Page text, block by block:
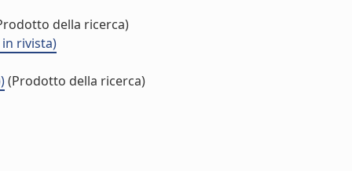
della ricerca)
rivista)
(Prodotto della ricerca)